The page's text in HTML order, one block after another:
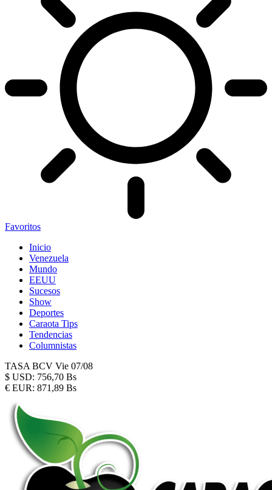
Favoritos
Inicio
Venezuela
Mundo
EEUU
Sucesos
Show
Deportes
Caraota Tips
Tendencias
Columnistas
TASA BCV Vie 07/08
$ USD: 756,70 Bs
€ EUR: 871,89 Bs